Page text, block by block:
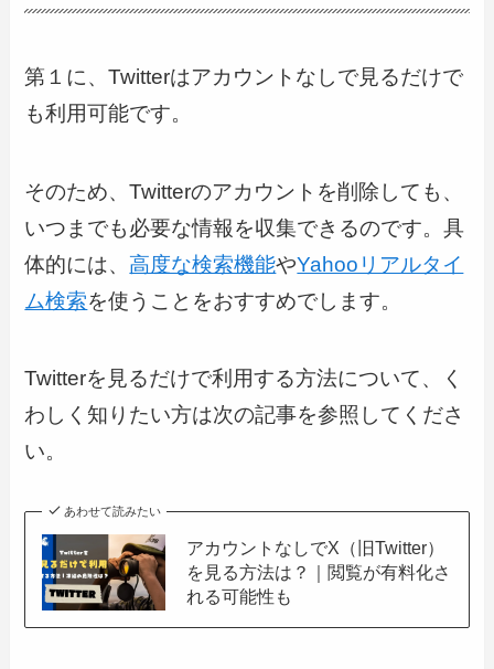
第１に、Twitterはアカウントなしで見るだけで
も利用可能です。
そのため、Twitterのアカウントを削除しても、
いつまでも必要な情報を収集できるのです。具
体的には、高度な検索機能やYahooリアルタイ
ム検索を使うことをおすすめでします。
Twitterを見るだけで利用する方法について、く
わしく知りたい方は次の記事を参照してくださ
い。
あわせて読みたい
アカウントなしでX（旧Twitter）
を見る方法は？｜閲覧が有料化さ
れる可能性も